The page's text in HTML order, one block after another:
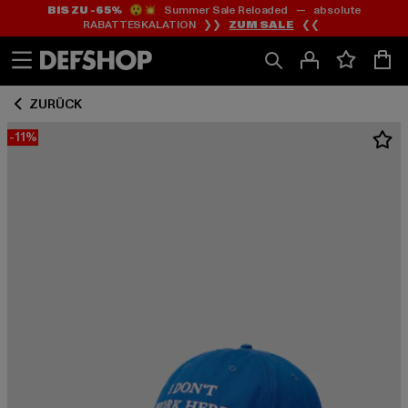
Zum
Inhalt
springen
Zum
Fußzeile
springen
BIS ZU -65%😲💥 Summer Sale Reloaded — absolute
RABATTESKALATION ❯❯ ZUM SALE ❮❮
ZURÜCK
-11%